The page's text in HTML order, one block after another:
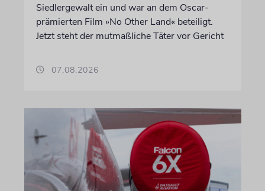
Siedlergewalt ein und war an dem Oscar-
prämierten Film »No Other Land« beteiligt.
Jetzt steht der mutmaßliche Täter vor Gericht
07.08.2026